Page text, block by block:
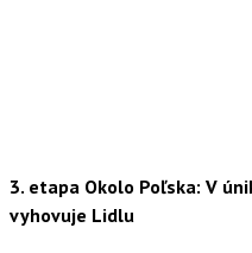
3. etapa Okolo Poľska: V
vyhovuje Lidlu